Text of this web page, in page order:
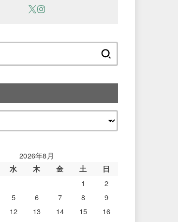
2026年8月
水 木 金 土 日
1
2
5 6 7 8
9
12 13 14 15
16